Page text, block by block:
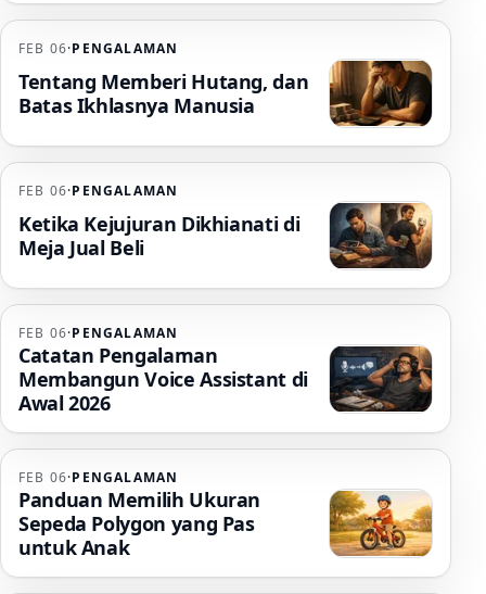
FEB 06·PENGALAMAN
Tentang Memberi Hutang, dan
Batas Ikhlasnya Manusia
FEB 06·PENGALAMAN
Ketika Kejujuran Dikhianati di
Meja Jual Beli
FEB 06·PENGALAMAN
Catatan Pengalaman
Membangun Voice Assistant di
Awal 2026
FEB 06·PENGALAMAN
Panduan Memilih Ukuran
Sepeda Polygon yang Pas
untuk Anak